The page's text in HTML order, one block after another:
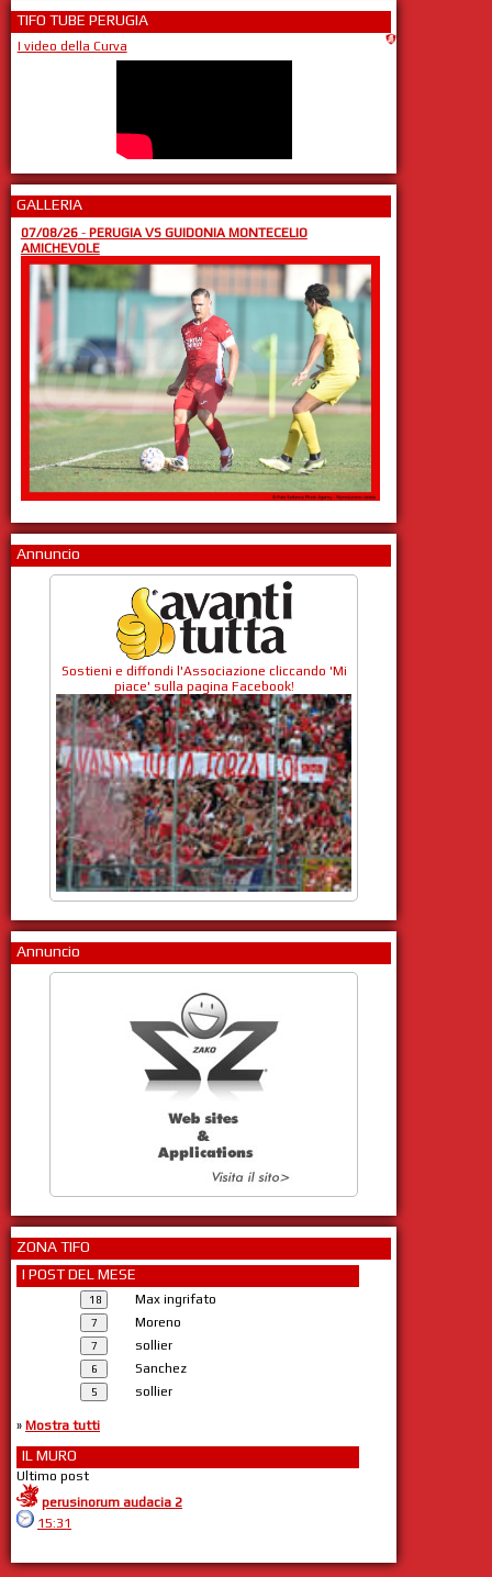
TIFO TUBE PERUGIA
I video della Curva
GALLERIA
07/08/26- PERUGIA VS GUIDONIA MONTECELIO
AMICHEVOLE
Annuncio
Sostieni e diffondi l'Associazione cliccando 'Mi
piace' sulla pagina Facebook!
Annuncio
ZONA TIFO
I POST DEL MESE
Max ingrifato
Moreno
sollier
Sanchez
sollier
» Mostra tutti
IL MURO
Ultimo post
perusinorum audacia 2
15:31